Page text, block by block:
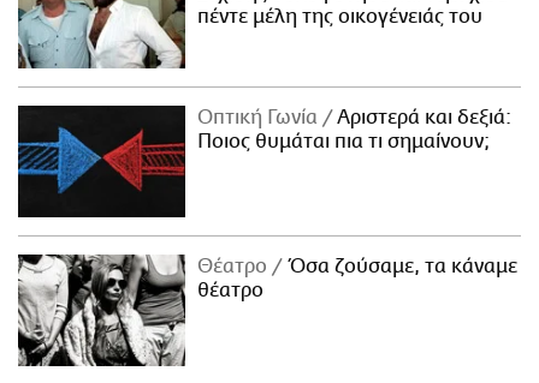
πέντε μέλη της οικογένειάς του
Οπτική Γωνία
Αριστερά και δεξιά:
Ποιος θυμάται πια τι σημαίνουν;
Θέατρο
Όσα ζούσαμε, τα κάναμε
θέατρο